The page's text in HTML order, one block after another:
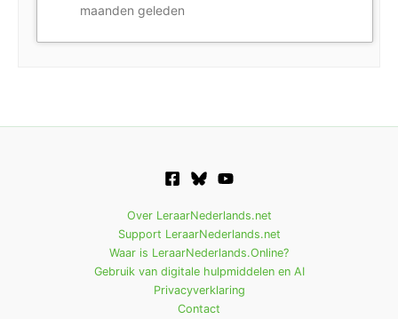
maanden geleden
Over LeraarNederlands.net
Support LeraarNederlands.net
Waar is LeraarNederlands.Online?
Gebruik van digitale hulpmiddelen en AI
Privacyverklaring
Contact